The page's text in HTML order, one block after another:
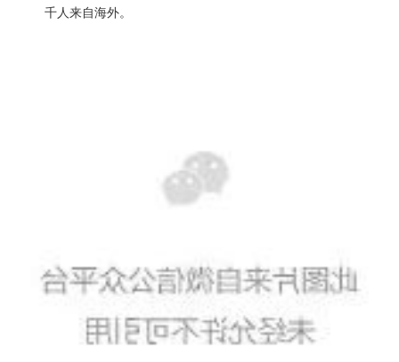
千人来自海外。